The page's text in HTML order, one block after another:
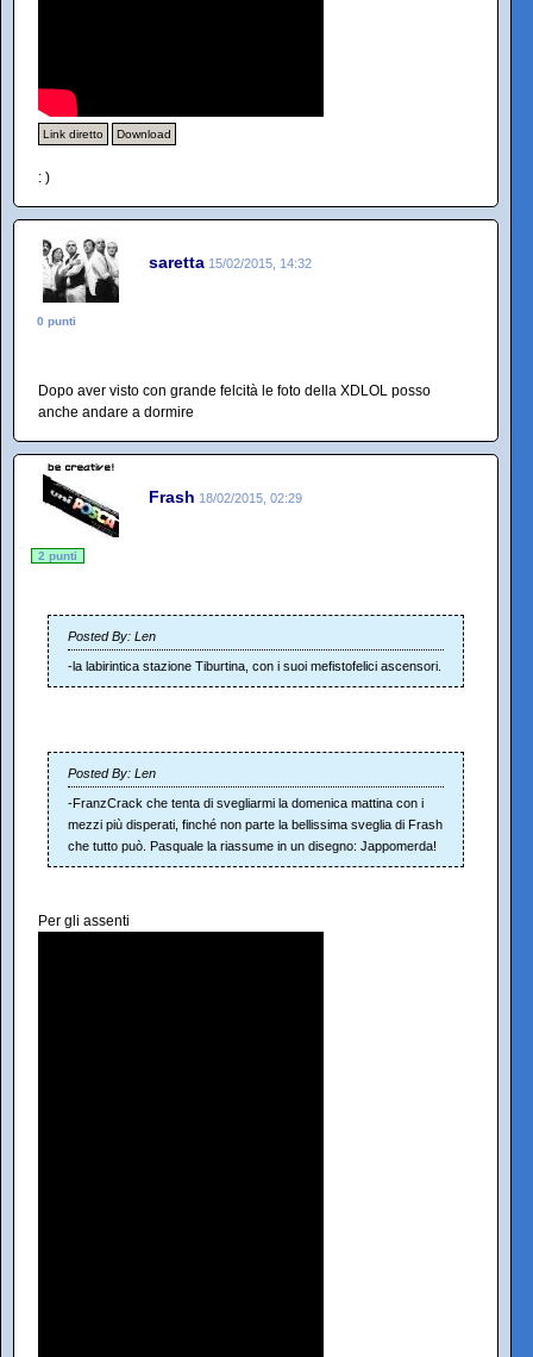
Link diretto Download
: )
saretta 15/02/2015, 14:32
0 punti
Dopo aver visto con grande felcità le foto della XDLOL posso
anche andare a dormire
Frash 18/02/2015, 02:29
2 punti
Posted By: Len
-la labirintica stazione Tiburtina, con i suoi mefistofelici ascensori.
Posted By: Len
-FranzCrack che tenta di svegliarmi la domenica mattina con i
mezzi più disperati, finché non parte la bellissima sveglia di Frash
che tutto può. Pasquale la riassume in un disegno: Jappomerda!
Per gli assenti